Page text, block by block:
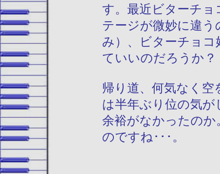
す。最近ビターチ
テージが微妙に違
み）、ビターチョ
ていいのだろうか？
帰り道、何気なく
は半年ぶり位の気
余裕がなかったの
のですね･･･。